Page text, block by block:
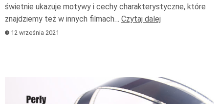
świetnie ukazuje motywy i cechy charakterystyczne, które
znajdziemy też w innych filmach… Czytaj dalej
12 września 2021
plików